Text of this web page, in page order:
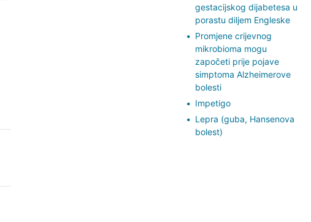
gestacijskog dijabetesa u
porastu diljem Engleske
Promjene crijevnog
mikrobioma mogu
započeti prije pojave
simptoma Alzheimerove
bolesti
Impetigo
Lepra (guba, Hansenova
bolest)